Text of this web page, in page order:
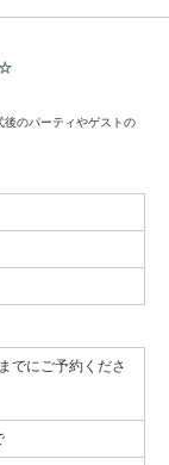
☆
後のパーティやゲストの
でにご予約くださ